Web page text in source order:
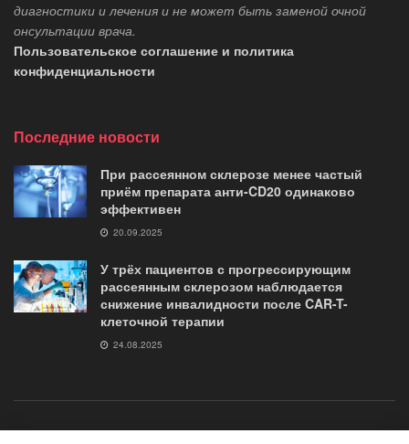
диагностики и лечения и не может быть заменой очной
онсультации врача.
Пользовательское соглашение и политика
конфиденциальности
Последние новости
При рассеянном склерозе менее частый
приём препарата анти-CD20 одинаково
эффективен
20.09.2025
У трёх пациентов с прогрессирующим
рассеянным склерозом наблюдается
снижение инвалидности после CAR-T-
клеточной терапии
24.08.2025